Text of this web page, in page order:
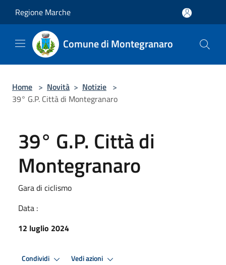
Regione Marche
Comune di Montegranaro
Home > Novità > Notizie >
39° G.P. Città di Montegranaro
39° G.P. Città di
Montegranaro
Gara di ciclismo
Data :
12 luglio 2024
Condividi Vedi azioni